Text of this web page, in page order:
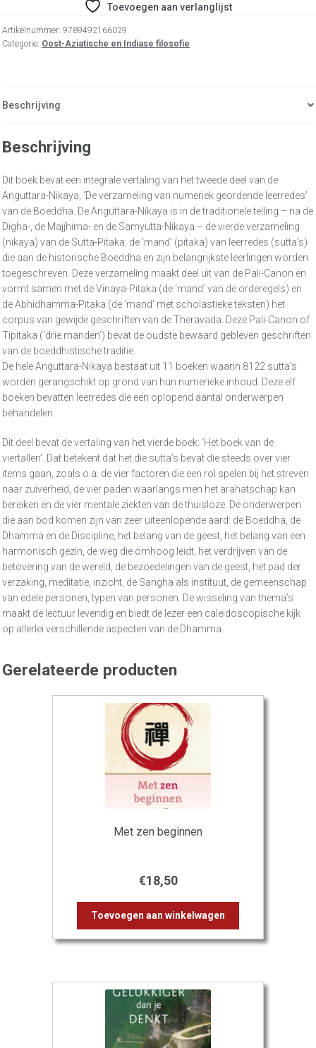
viertallen
(Catukka-
Toevoegen aan verlanglijst
Artikelnummer: 9789492166029
Categorie: Oost-Aziatische en Indiase filosofie
Beschrijving
Beschrijving
Dit boek bevat een integrale vertaling van het tweede deel van de
Anguttara-Nikaya, ‘De verzameling van numeriek geordende leerredes’
van de Boeddha. De Anguttara-Nikaya is in de traditionele telling – na de
Digha-, de Majjhima- en de Samyutta-Nikaya – de vierde verzameling
(nikaya) van de Sutta-Pitaka: de ‘mand’ (pitaka) van leerredes (sutta’s)
die aan de historische Boeddha en zijn belangrijkste leerlingen worden
toegeschreven. Deze verzameling maakt deel uit van de Pali-Canon en
vormt samen met de Vinaya-Pitaka (de ‘mand’ van de orderegels) en
de Abhidhamma-Pitaka (de ‘mand’ met scholastieke teksten) het
corpus van gewijde geschriften van de Theravada. Deze Pali-Canon of
Tipitaka (‘drie manden’) bevat de oudste bewaard gebleven geschriften
van de boeddhistische traditie.
De hele Anguttara-Nikaya bestaat uit 11 boeken waarin 8122 sutta’s
worden gerangschikt op grond van hun numerieke inhoud. Deze elf
boeken bevatten leerredes die een oplopend aantal onderwerpen
behandelen.
Dit deel bevat de vertaling van het vierde boek: ‘Het boek van de
viertallen’. Dat betekent dat het die sutta’s bevat die steeds over vier
items gaan, zoals o.a. de vier factoren die een rol spelen bij het streven
naar zuiverheid, de vier paden waarlangs men het arahatschap kan
bereiken en de vier mentale ziekten van de thuisloze. De onderwerpen
die aan bod komen zijn van zeer uiteenlopende aard: de Boeddha, de
Dhamma en de Discipline, het belang van de geest, het belang van een
harmonisch gezin, de weg die omhoog leidt, het verdrijven van de
betovering van de wereld, de bezoedelingen van de geest, het pad der
verzaking, meditatie, inzicht, de Sangha als instituut, de gemeenschap
van edele personen, typen van personen. De wisseling van thema’s
maakt de lectuur levendig en biedt de lezer een caleidoscopische kijk
op allerlei verschillende aspecten van de Dhamma.
Gerelateerde producten
Met zen beginnen
€18,50
Toevoegen aan winkelwagen